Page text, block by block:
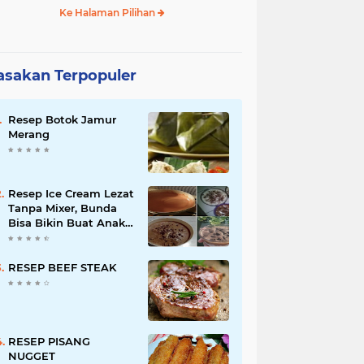
Ke Halaman Pilihan
Terpopuler
Resep Botok Jamur
Merang
Resep Ice Cream Lezat
Tanpa Mixer, Bunda
Bisa Bikin Buat Anak-
anak
RESEP BEEF STEAK
RESEP PISANG
NUGGET